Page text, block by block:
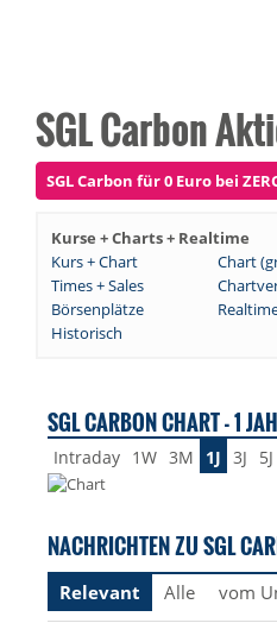
SGL Carbon
SGL Carbon für 0 Euro bei
Kurse + Charts + Realtime
Kurs + Chart
Chart
Times + Sales
Börsenplätze
Historisch
SGL CARBON CHART - 1
Intraday 1W 3M 1J 3J 5J
NACHRICHTEN ZU SGL
Relevant Alle vom